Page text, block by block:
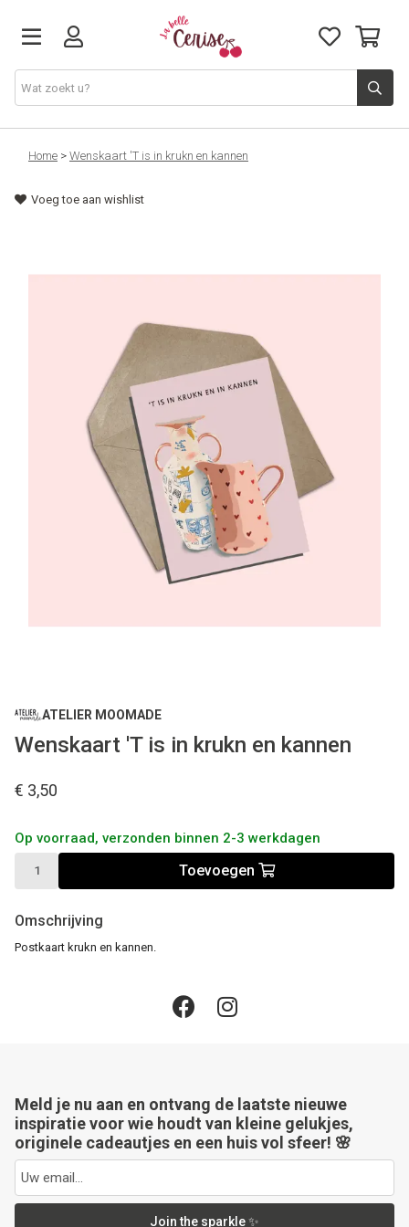
Just arrived
Juwelen & Accessoires
Home > Wenskaart 'T is in krukn en kannen
Voeg toe aan wishlist
ATELIER MOOMADE
Wenskaart 'T is in krukn en kannen
€ 3,50
Op voorraad, verzonden binnen 2-3 werkdagen
Toevoegen
Omschrijving
Postkaart krukn en kannen.
Meld je nu aan en ontvang de laatste nieuwe
inspiratie voor wie houdt van kleine gelukjes,
originele cadeautjes en een huis vol sfeer! 🌸
Join the sparkle ✨